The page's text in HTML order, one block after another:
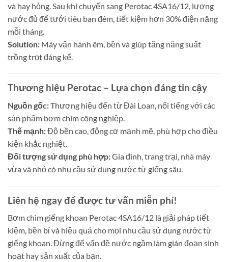
và hay hỏng. Sau khi chuyển sang Perotac 4SA16/12, lượng
nước đủ để tưới tiêu ban đêm, tiết kiệm hơn 30% điện năng
mỗi tháng.
Solution: Máy vận hành êm, bền và giúp tăng năng suất
trồng trọt đáng kể.
Thương hiệu Perotac – Lựa chọn đáng tin cậy
Nguồn gốc:Thương hiệu đến từ Đài Loan, nổi tiếng với các
sản phẩm bơm chìm công nghiệp.
Thế mạnh:Độ bền cao, động cơ mạnh mẽ, phù hợp cho điều
kiện khắc nghiệt.
Đối tượng sử dụng phù hợp:Gia đình, trang trại, nhà máy
vừa và nhỏ có nhu cầu sử dụng nước từ giếng sâu.
Liên hệ ngay để được tư vấn miễn phí!
Bơm chìm giếng khoan Perotac 4SA16/12 là giải pháp tiết
kiệm, bền bỉ và hiệu quả cho mọi nhu cầu sử dụng nước từ
giếng khoan. Đừng để vấn đề nước ngầm làm gián đoạn sinh
hoạt hay sản xuất của bạn.